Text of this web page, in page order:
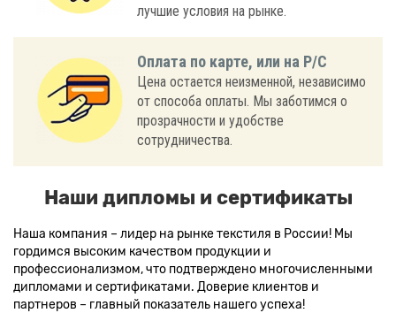
лучшие условия на рынке.
Оплата по карте, или на Р/С
Цена остается неизменной, независимо
от способа оплаты. Мы заботимся о
прозрачности и удобстве
сотрудничества.
Наши дипломы и сертификаты
Наша компания – лидер на рынке текстиля в России! Мы
гордимся высоким качеством продукции и
профессионализмом, что подтверждено многочисленными
дипломами и сертификатами. Доверие клиентов и
партнеров – главный показатель нашего успеха!